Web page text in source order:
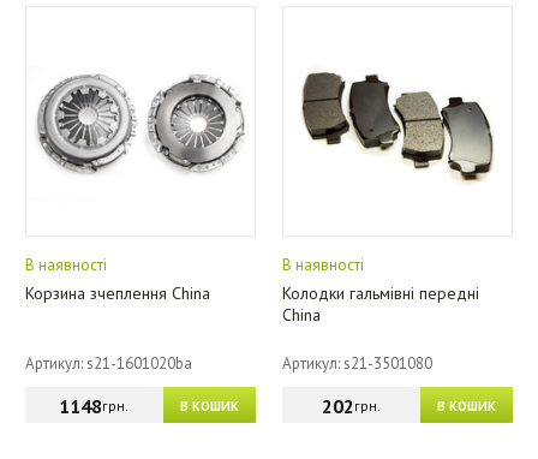
В наявності
Корзина зчеплення China
Артикул: s21-1601020ba
В КОШИК
1148грн.
В наявності
Колодки гальмівні передні
China
Артикул: s21-3501080
В КОШИК
202грн.